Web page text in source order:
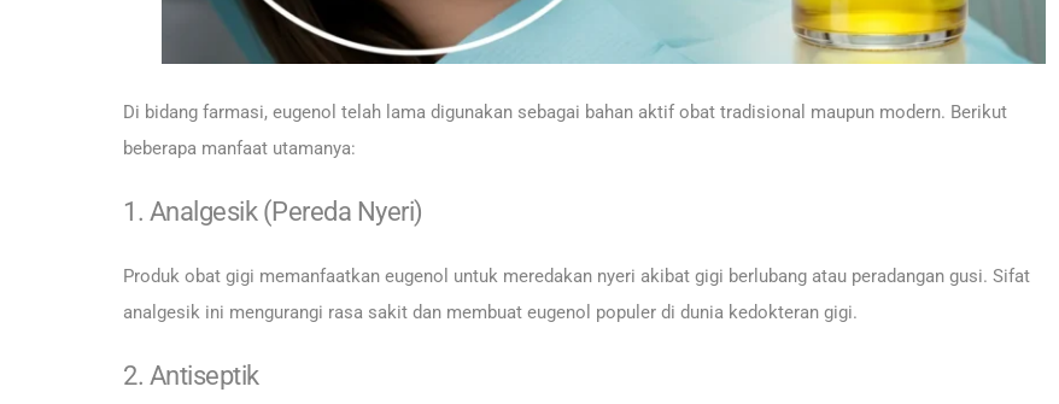
Di bidang farmasi, eugenol telah lama digunakan sebagai bahan aktif obat tradisional maupun modern. Berikut
beberapa manfaat utamanya:
1. Analgesik (Pereda Nyeri)
Produk obat gigi memanfaatkan eugenol untuk meredakan nyeri akibat gigi berlubang atau peradangan gusi. Sifat
analgesik ini mengurangi rasa sakit dan membuat eugenol populer di dunia kedokteran gigi.
2. Antiseptik